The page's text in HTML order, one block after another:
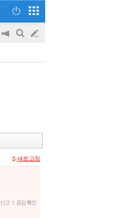
공
on/off
검
글
쓰
새로고침
신고 | 공감 확인